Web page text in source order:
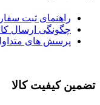
راهنمای ثبت
چگونگی ارسال
پرسش های
تضمین کیفیت کالا